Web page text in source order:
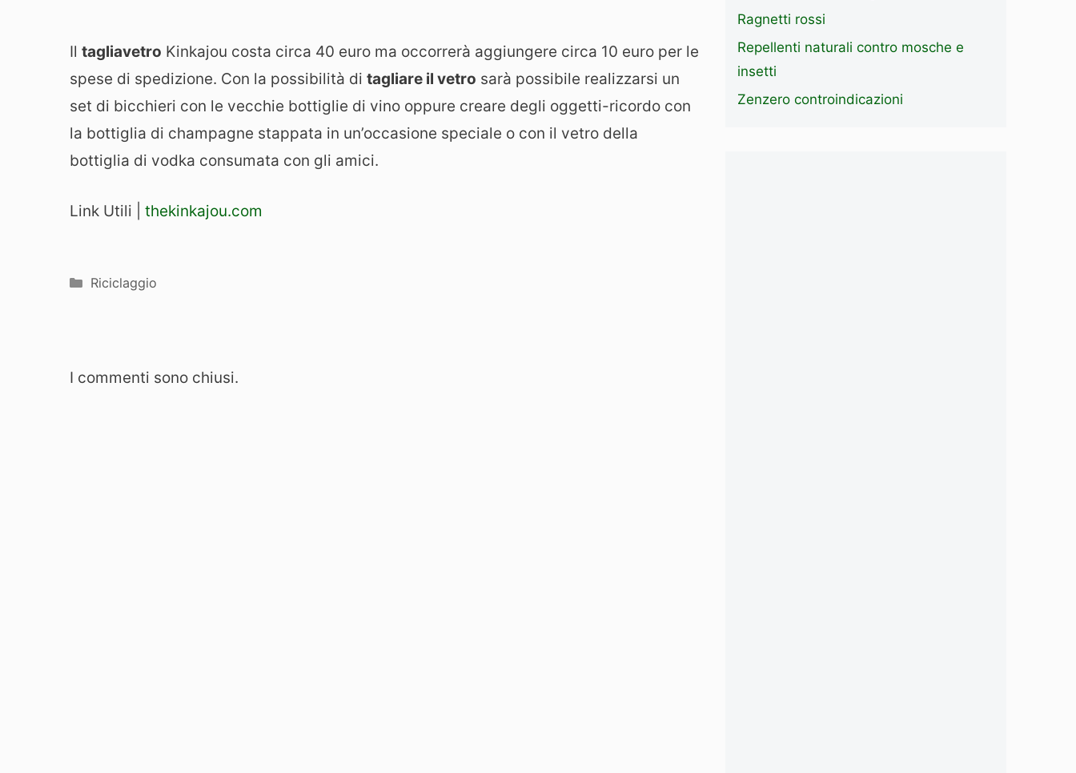
Il tagliavetro Kinkajou costa circa 40 euro ma occorrerà aggiungere circa 10 euro per le
spese di spedizione. Con la possibilità di tagliare il vetro sarà possibile realizzarsi un
set di bicchieri con le vecchie bottiglie di vino oppure creare degli oggetti-ricordo con
la bottiglia di champagne stappata in un’occasione speciale o con il vetro della
bottiglia di vodka consumata con gli amici.
Link Utili | thekinkajou.com
Categorie
Riciclaggio
I commenti sono chiusi.
Ragnetti rossi
Repellenti naturali contro mosche e
insetti
Zenzero controindicazioni